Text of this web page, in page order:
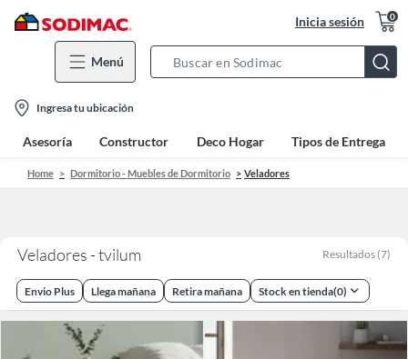
Inicia sesión 0
Menú
Bar
location-
icon
Ingresa tu ubicación
Asesoría Constructor Deco Hogar Tipos de Entrega
Home Dormitorio - Muebles de Dormitorio Veladores
Veladores - tvilum Resultados (7)
Envio Plus Llega mañana Retira mañana Stock en tienda(0)